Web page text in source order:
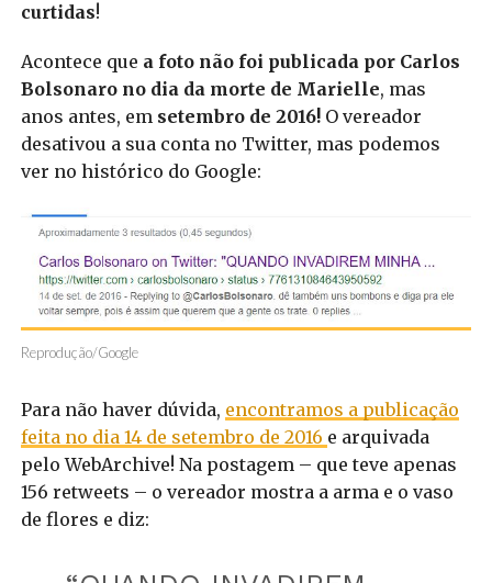
curtidas!
Acontece que a foto não foi publicada por Carlos
Bolsonaro no dia da morte de Marielle, mas
anos antes, em setembro de 2016!O vereador
desativou a sua conta no Twitter, mas podemos
ver no histórico do Google:
Reprodução/Google
Para não haver dúvida, encontramos a publicação
feita no dia 14 de setembro de 2016 e arquivada
pelo WebArchive! Na postagem – que teve apenas
156 retweets – o vereador mostra a arma e o vaso
de flores e diz: